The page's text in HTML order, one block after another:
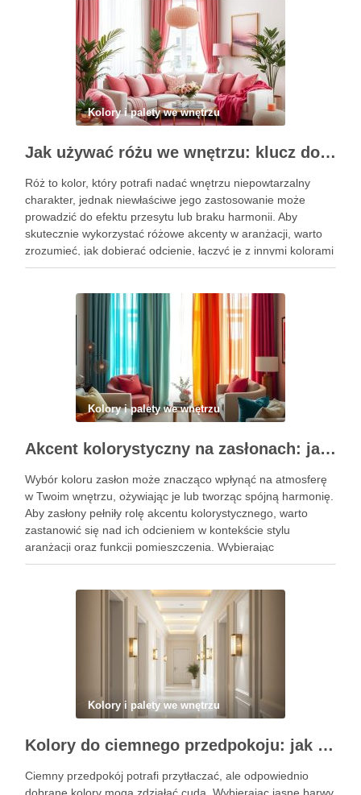
Kolory i palety we wnętrzu
Jak używać różu we wnętrzu: klucz do stylowych akcentów i harmonii kolorystycznej
Róż to kolor, który potrafi nadać wnętrzu niepowtarzalny
charakter, jednak niewłaściwe jego zastosowanie może
prowadzić do efektu przesytu lub braku harmonii. Aby
skutecznie wykorzystać różowe akcenty w aranżacji, warto
zrozumieć, jak dobierać odcienie, łączyć je z innymi kolorami
oraz wybierać odpowiednie materiały. Dzięki tym
Kolory i palety we wnętrzu
Akcent kolorystyczny na zasłonach: jak dobrać barwę, która ożywi i zharmonizuje wnętrze
Wybór koloru zasłon może znacząco wpłynąć na atmosferę
w Twoim wnętrzu, ożywiając je lub tworząc spójną harmonię.
Aby zasłony pełniły rolę akcentu kolorystycznego, warto
zastanowić się nad ich odcieniem w kontekście stylu
aranżacji oraz funkcji pomieszczenia. Wybierając
odpowiednie barwy, możesz nie tylko podkreślić charakter
Kolory i palety we wnętrzu
Kolory do ciemnego przedpokoju: jak wybrać barwy i oświetlenie, by optycznie rozjaśnić i powiększyć przestrzeń
Ciemny przedpokój potrafi przytłaczać, ale odpowiednio